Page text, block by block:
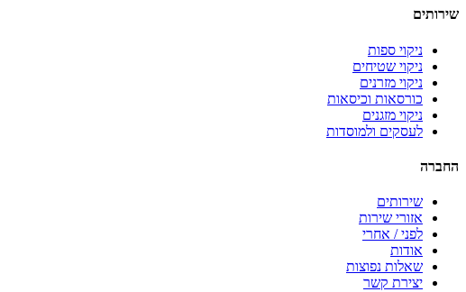
שירותים
ניקוי ספות
ניקוי שטיחים
ניקוי מזרנים
כורסאות וכיסאות
ניקוי מזגנים
לעסקים ולמוסדות
החברה
שירותים
אזורי שירות
לפני / אחרי
אודות
שאלות נפוצות
יצירת קשר